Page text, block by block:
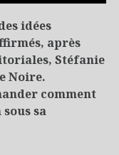
idées
après
Stéfanie
Noire.
comment
sa